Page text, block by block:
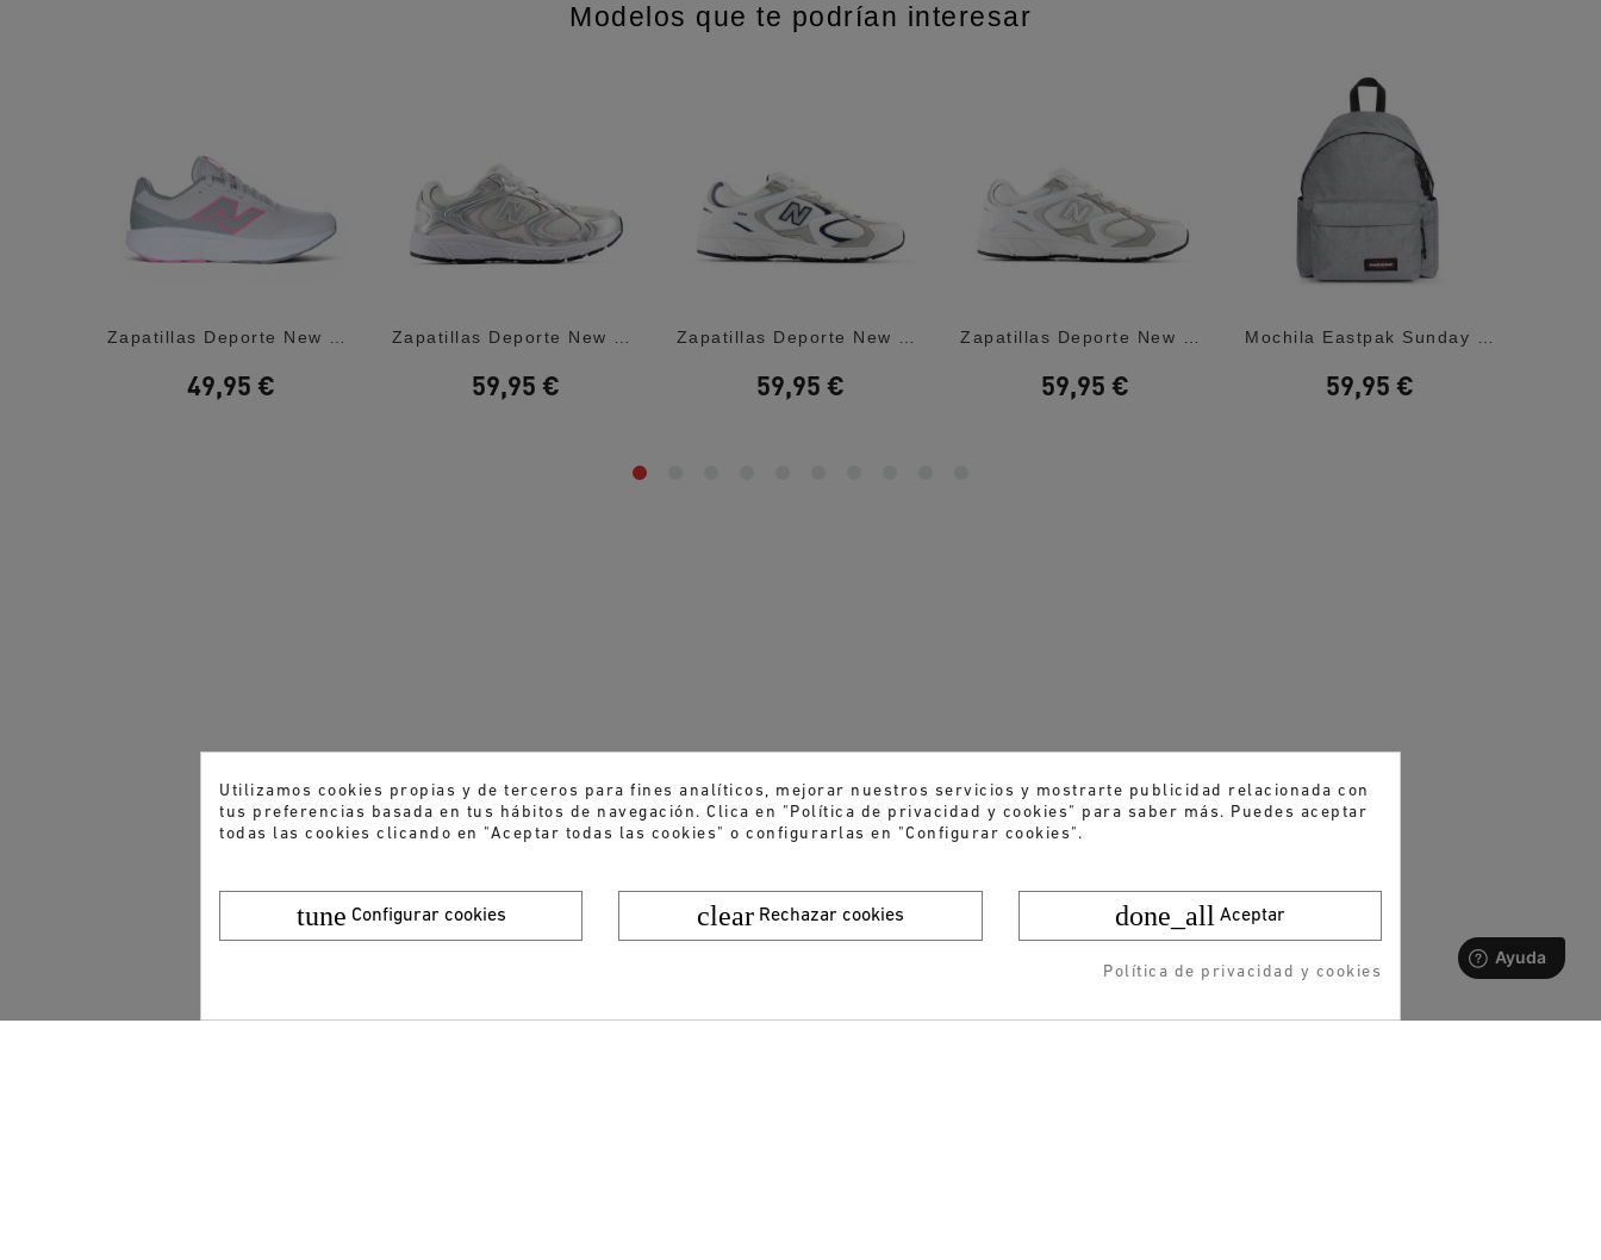
Modelos que te podrían interesar
49,95 € 59,95 € 59,95 € 59,95 € 59,95 €
Utilizamos cookies propias y de terceros para fines analíticos, mejorar nuestros servicios y mostrarte publicidad relacionada con
tus preferencias basada en tus hábitos de navegación. Clica en "Política de privacidad y cookies" para saber más. Puedes aceptar
todas las cookies clicando en "Aceptar todas las cookies" o configurarlas en "Configurar cookies".
done_all Aceptar
clear Rechazar cookies
tune Configurar cookies
Política de privacidad y cookies